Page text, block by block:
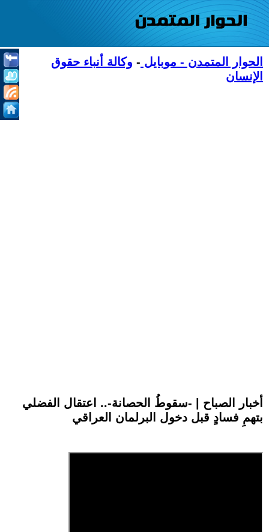
الحوار المتمدن - موبايل - وكالة أنباء حقوق
الإنسان
أخبار الصباح | -سقوطُ الحصانة-.. اعتقال الفضلي
بتهمِ فسادٍ قبل دخول البرلمان العراقي